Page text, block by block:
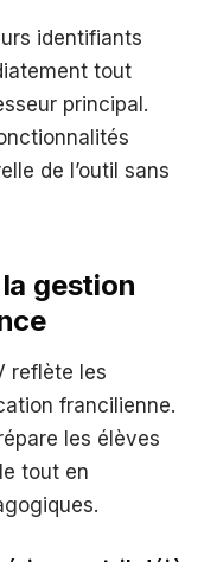
identifiants
tout
principal.
de l’outil sans
gestion
reflète les
francilienne.
les élèves
tout en